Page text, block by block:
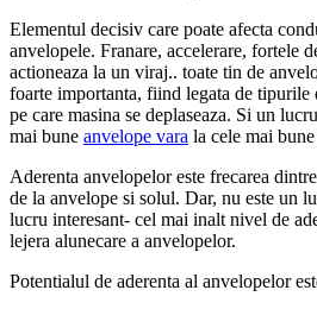
Elementul decisiv care poate afecta
anvelopele. Franare, accelerare, fortele
actioneaza la un viraj.. toate tin de
foarte importanta, fiind legata de tipurile
pe care masina se deplaseaza. Si un
mai bune anvelope vara la cele mai
Aderenta anvelopelor este frecarea
de la anvelope si solul. Dar, nu este un
lucru interesant- cel mai inalt nivel de
lejera alunecare a anvelopelor.
Potentialul de aderenta al anvelopelor